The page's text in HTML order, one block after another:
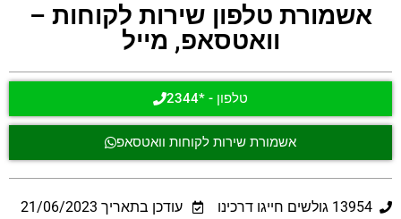
אשמורת טלפון שירות לקוחות –
וואטסאפ, מייל
טלפון - *2344
אשמורת שירות לקוחות וואטסאפ
13954 גולשים חייגו דרכינו עודכן בתאריך 21/06/2023